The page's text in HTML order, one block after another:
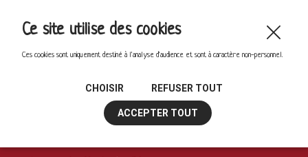
Ce site utilise des cookies
Ces cookies sont uniquement destiné à l'analyse d'audience et sont à caractère non-personnel.
CHOISIR REFUSER TOUT
ACCEPTER TOUT